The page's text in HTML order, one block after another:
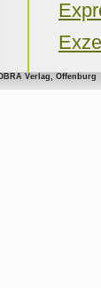
Verlag, Offenburg